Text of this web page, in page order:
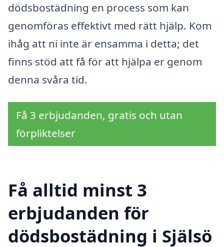
dödsbostädning en process som kan
genomföras effektivt med rätt hjälp. Kom
ihåg att ni inte är ensamma i detta; det
finns stöd att få för att hjälpa er genom
denna svåra tid.
Få 3 erbjudanden, gratis och utan
förpliktelser
Få alltid minst 3
erbjudanden för
dödsbostädning i Själsö